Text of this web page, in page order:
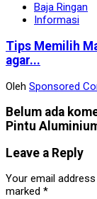
Baja Ringan
Informasi
Tips Memilih
agar...
Oleh Sponsored
Belum ada
Pintu
Leave a Reply
Your email
marked *